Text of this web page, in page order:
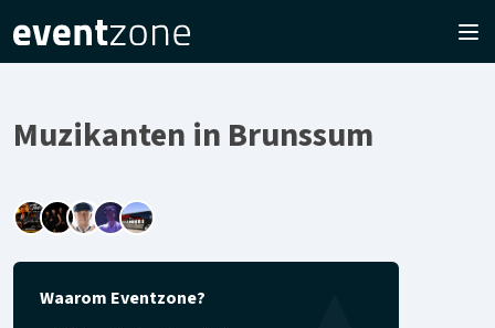
Muzikanten in Brunssum
Waarom Eventzone?